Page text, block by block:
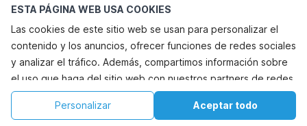
ESTA PÁGINA WEB USA COOKIES
Las cookies de este sitio web se usan para personalizar el
contenido y los anuncios, ofrecer funciones de redes sociales
y analizar el tráfico. Además, compartimos información sobre
el uso que haga del sitio web con nuestros partners de redes
sociales, publicidad y análisis web, quienes pueden
combinarla con otra información que les haya proporcionado
Aceptar todo
Personalizar
Destinos más populares para vacaciones
Ciudades con los mejores servicios para vacaciones
Casa de vacaciones junto al mar wittmund
Casa de vacaciones junto al mar wittmund
Casa de vacaciones en parque de atracciones jemgum
Servicios populares para vacaciones en Grossefehn
Casa de vacaciones junto al mar
Alquileres vacacionales para familias con niños
Ciudades populares para vacaciones en Frisia-oriental
Inicio Lista de deseos Reservas Cuenta